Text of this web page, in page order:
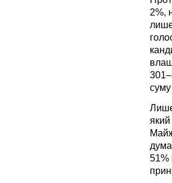
2%,
51%